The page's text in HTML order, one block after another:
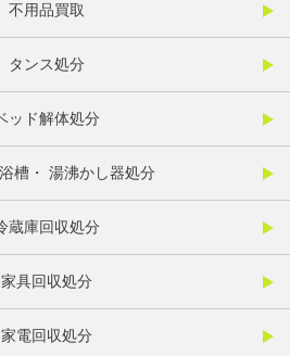
不用品買取
タンス処分
ッド解体処分
槽・ 湯沸かし器処分
蔵庫回収処分
家具回収処分
家電回収処分